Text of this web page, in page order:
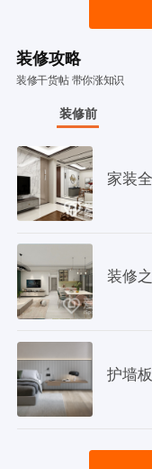
装修攻略
装修干货帖 带你涨知识
装修前
家装